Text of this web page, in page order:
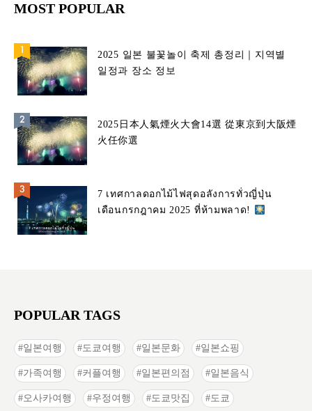
MOST POPULAR
2025 일본 불꽃놀이 축제 총정리｜지역별
일정과 장소 정보
2025日本人氣煙火大會14選 從東京到大阪煙
火任你選
7 เทศกาลดอกไม้ไฟสุดอลังการทั่วญี่ปุ่น
เดือนกรกฎาคม 2025 ที่ห้ามพลาด!
POPULAR TAGS
일본여행 도쿄여행 일본문화 일본쇼핑
가족여행 커플여행 일본편의점 일본음식
오사카여행 우정여행 도쿄맛집 도쿄